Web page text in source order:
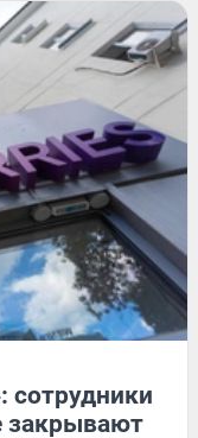
сотрудники
закрывают